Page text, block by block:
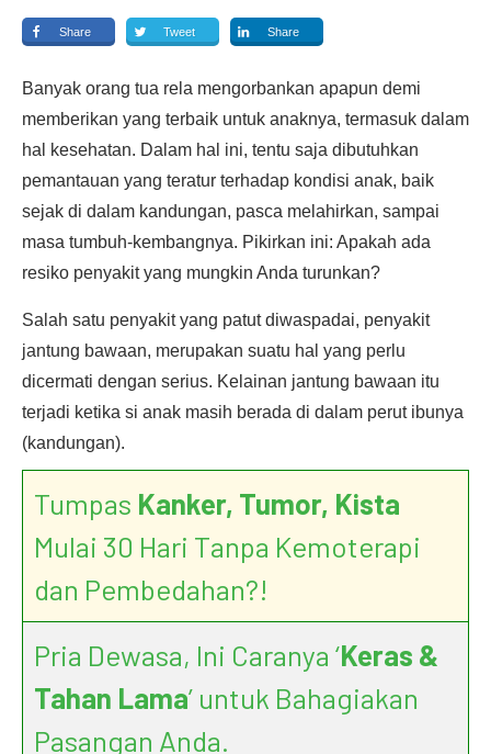
Share Tweet Share
Banyak orang tua rela mengorbankan apapun demi
memberikan yang terbaik untuk anaknya, termasuk dalam
hal kesehatan. Dalam hal ini, tentu saja dibutuhkan
pemantauan yang teratur terhadap kondisi anak, baik
sejak di dalam kandungan, pasca melahirkan, sampai
masa tumbuh-kembangnya. Pikirkan ini: Apakah ada
resiko penyakit yang mungkin Anda turunkan?
Salah satu penyakit yang patut diwaspadai, penyakit
jantung bawaan, merupakan suatu hal yang perlu
dicermati dengan serius. Kelainan jantung bawaan itu
terjadi ketika si anak masih berada di dalam perut ibunya
(kandungan).
Tumpas Kanker, Tumor, Kista
Mulai 30 Hari Tanpa Kemoterapi
dan Pembedahan?!
Pria Dewasa, Ini Caranya ‘Keras &
Tahan Lama’ untuk Bahagiakan
Pasangan Anda.